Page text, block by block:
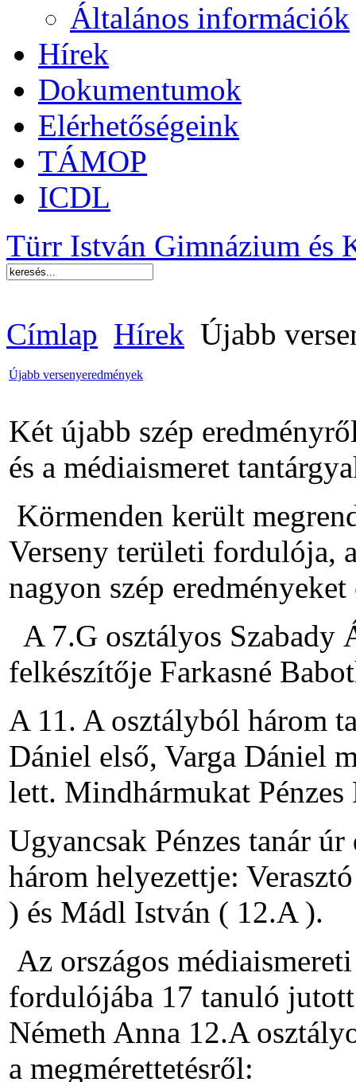
Általános információk
Hírek
Dokumentumok
Elérhetőségeink
TÁMOP
ICDL
Türr István Gimnázium és
Címlap Hírek Újabb
Újabb versenyeredmények
Két újabb szép
és a médiaismeret
Körmenden került
Verseny területi fordulója,
nagyon szép
A 7.G osztályos Szabady
felkészítője Farkasné
A 11. A osztályból három
Dániel első, Varga Dániel
lett. Mindhármukat Pénzes
Ugyancsak Pénzes tanár
három helyezettje:
) és Mádl István ( 12.A ).
Az országos
fordulójába 17 tanuló
Németh Anna 12.A
a megmérettetésről: